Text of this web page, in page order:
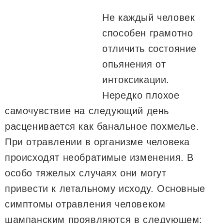
Не каждый человек
способен грамотно
отличить состояние
опьянения от
интоксикации.
Нередко плохое
самочувствие на следующий день
расценивается как банальное похмелье.
При отравлении в организме человека
происходят необратимые изменения. В
особо тяжелых случаях они могут
привести к летальному исходу. Основные
симптомы отравления человеком
шампанским проявляются в следующем: